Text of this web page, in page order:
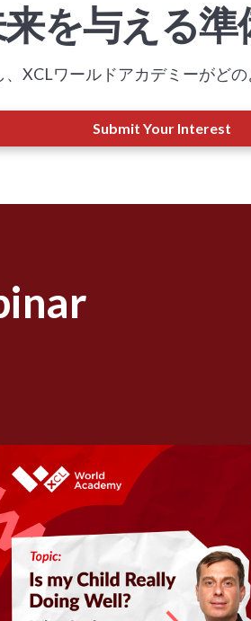
を与える
XCLワールドアカデミーがど
Submit Your Interest